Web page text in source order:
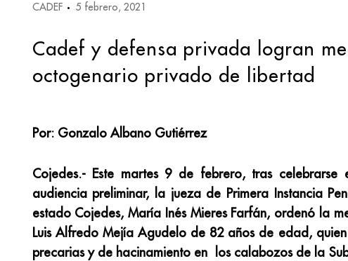
CADEF 5 febrero, 2021
Cadef y defensa privada logran
octogenario privado de libertad
Por: Gonzalo Albano Gutiérrez
Cojedes.- Este martes 9 de febrero, tras
audiencia preliminar, la jueza de Primera Instancia
estado Cojedes, María Inés Mieres Farfán, ordenó la
Luis Alfredo Mejía Agudelo de 82 años de edad,
precarias y de hacinamiento en los calabozos de la